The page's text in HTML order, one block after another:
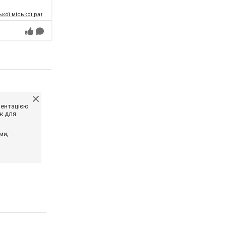
міської ради
для